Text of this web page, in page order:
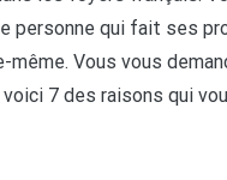
personne qui fait ses
même. Vous vous
7 des raisons qui